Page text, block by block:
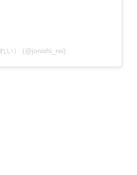
い） (@jonishi_rei)